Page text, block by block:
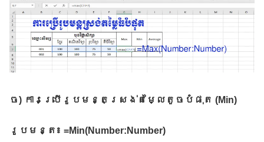
ច) ការប្រើរូបមន្តស្រង់តម្លៃតូចបំផុត (Min)
រូបមន្ត៖ =Min(Number:Number)